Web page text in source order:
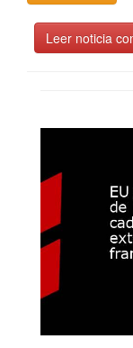
Leer noticia